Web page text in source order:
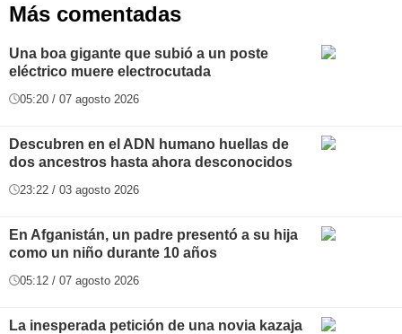
Más comentadas
Una boa gigante que subió a un poste
eléctrico muere electrocutada
05:20 / 07 agosto 2026
Descubren en el ADN humano huellas de
dos ancestros hasta ahora desconocidos
23:22 / 03 agosto 2026
En Afganistán, un padre presentó a su hija
como un niño durante 10 años
05:12 / 07 agosto 2026
La inesperada petición de una novia kazaja